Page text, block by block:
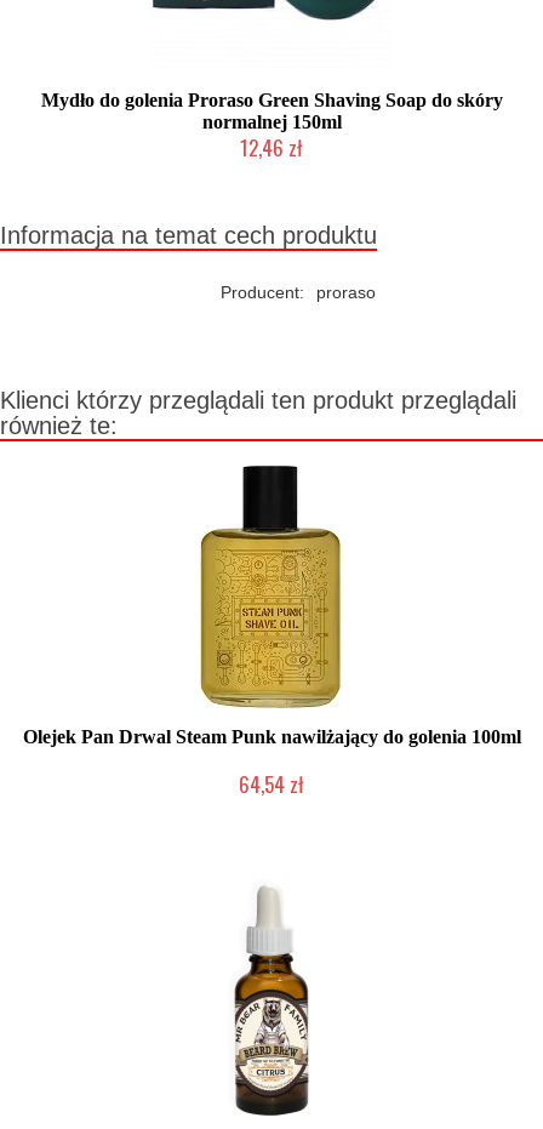
Mydło do golenia Proraso Green Shaving Soap do skóry
normalnej 150ml
12,46 zł
Informacja na temat cech produktu
Producent: proraso
Klienci którzy przeglądali ten produkt przeglądali
również te:
Olejek Pan Drwal Steam Punk nawilżający do golenia 100ml
64,54 zł